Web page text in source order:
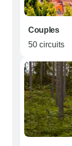
Couples
50 circuits